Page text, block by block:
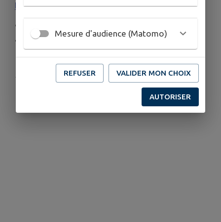
loisirs/culture/cine-belle-etoile/
📽️ Toutes les séances sont gratuites. Pensez à
apporter votre couverture ou votre coussin !
Publié par Cauvaldor
Mesure d'audience (Matomo)
REFUSER VALIDER MON CHOIX
AUTORISER